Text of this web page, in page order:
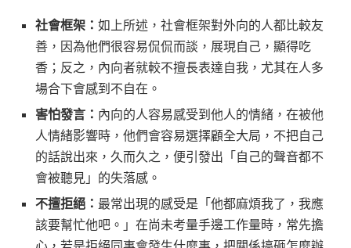
社會框架： 如上所述，社會框架對外向的人都比較友
善，因為他們很容易侃侃而談，展現自己，顯得吃
香；反之，內向者就較不擅長表達自我，尤其在人多
場合下會感到不自在。
害怕發言： 內向的人容易感受到他人的情緒，在被他
人情緒影響時，他們會容易選擇顧全大局，不把自己
的話說出來，久而久之，便引發出「自己的聲音都不
會被聽見」的失落感。
不擅拒絕： 最常出現的感受是「他都麻煩我了，我應
該要幫忙他吧。」在尚未考量手邊工作量時，常先擔